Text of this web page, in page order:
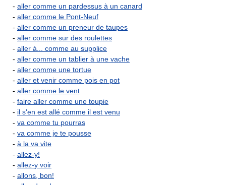
- aller comme un pardessus à un canard
- aller comme le Pont-Neuf
- aller comme un preneur de taupes
- aller comme sur des roulettes
- aller à... comme au supplice
- aller comme un tablier à une vache
- aller comme une tortue
- aller et venir comme pois en pot
- aller comme le vent
- faire aller comme une toupie
- il s'en est allé comme il est venu
- va comme tu pourras
- va comme je te pousse
- à la va vite
- allez-y!
- allez-y voir
- allons, bon!